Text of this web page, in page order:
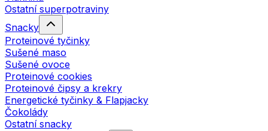
Ostatní superpotraviny
Snacky
Proteinové tyčinky
Sušené maso
Sušené ovoce
Proteinové cookies
Proteinové čipsy a krekry
Energetické tyčinky & Flapjacky
Čokolády
Ostatní snacky